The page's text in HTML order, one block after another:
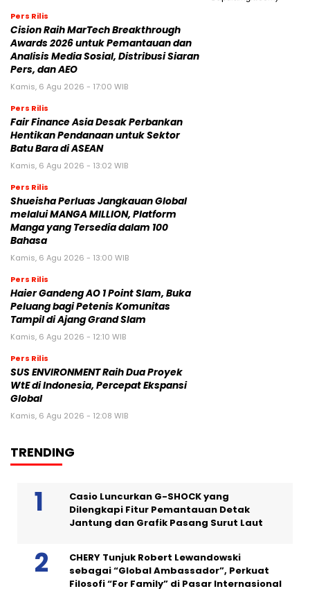
Pers Rilis
Cision Raih MarTech Breakthrough
Awards 2026 untuk Pemantauan dan
Analisis Media Sosial, Distribusi Siaran
Pers, dan AEO
Kamis, 6 Agu 2026 - 17:00 WIB
Pers Rilis
Fair Finance Asia Desak Perbankan
Hentikan Pendanaan untuk Sektor
Batu Bara di ASEAN
Kamis, 6 Agu 2026 - 13:02 WIB
Pers Rilis
Shueisha Perluas Jangkauan Global
melalui MANGA MILLION, Platform
Manga yang Tersedia dalam 100
Bahasa
Kamis, 6 Agu 2026 - 13:00 WIB
Pers Rilis
Haier Gandeng AO 1 Point Slam, Buka
Peluang bagi Petenis Komunitas
Tampil di Ajang Grand Slam
Kamis, 6 Agu 2026 - 12:10 WIB
Pers Rilis
SUS ENVIRONMENT Raih Dua Proyek
WtE di Indonesia, Percepat Ekspansi
Global
Kamis, 6 Agu 2026 - 12:08 WIB
TRENDING
Casio Luncurkan G-SHOCK yang
Dilengkapi Fitur Pemantauan Detak
Jantung dan Grafik Pasang Surut Laut
CHERY Tunjuk Robert Lewandowski
sebagai “Global Ambassador”, Perkuat
Filosofi “For Family” di Pasar Internasional